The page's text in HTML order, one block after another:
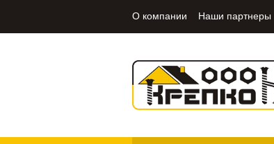
О компании Наши партнеры